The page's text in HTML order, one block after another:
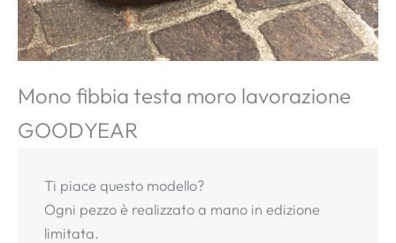
Mono fibbia testa moro lavorazione
GOODYEAR
Ti piace questo modello?
Ogni pezzo è realizzato a mano in edizione
limitata.